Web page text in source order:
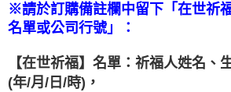
※請於訂購備註欄中留下「在世祈
名單或公司行號」：
【在世祈福】 名單：祈福人姓名、
(年/月 / 日 /時) ，